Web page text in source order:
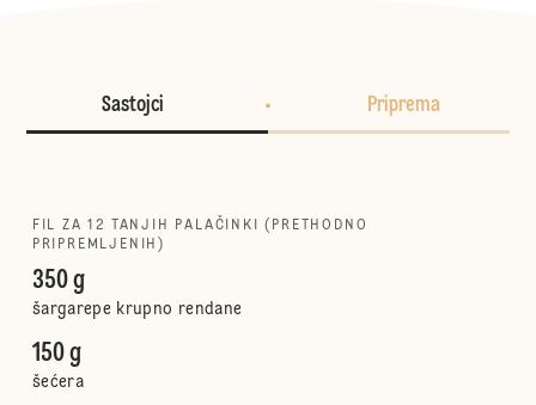
Sastojci Priprema
FIL ZA 12 TANJIH PALAČINKI (PRETHODNO
PRIPREMLJENIH)
350 g
šargarepe krupno rendane
150 g
šećera